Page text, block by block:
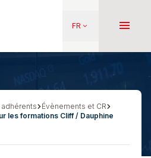
FR keyboard_arrow_down menu
Évènements et CR
les formations Cliff / Dauphine